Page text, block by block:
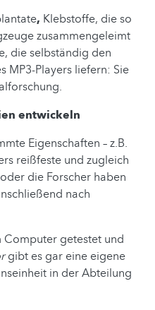
, Klebstoffe, die so
zusammengeleimt
die selbständig den
MP3-Players liefern: Sie
entwickeln
Eigenschaften – z.B.
reißfeste und zugleich
die Forscher haben
nach
getestet und
gibt es gar eine eigene
in der Abteilung